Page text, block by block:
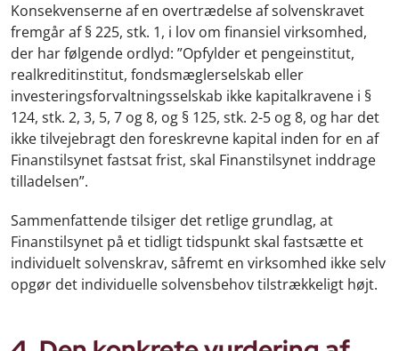
Konsekvenserne af en overtrædelse af solvenskravet
fremgår af § 225, stk. 1, i lov om finansiel virksomhed,
der har følgende ordlyd: ”Opfylder et pengeinstitut,
realkreditinstitut, fondsmæglerselskab eller
investeringsforvaltningsselskab ikke kapitalkravene i §
124, stk. 2, 3, 5, 7 og 8, og § 125, stk. 2-5 og 8, og har det
ikke tilvejebragt den foreskrevne kapital inden for en af
Finanstilsynet fastsat frist, skal Finanstilsynet inddrage
tilladelsen”.
Sammenfattende tilsiger det retlige grundlag, at
Finanstilsynet på et tidligt tidspunkt skal fastsætte et
individuelt solvenskrav, såfremt en virksomhed ikke selv
opgør det individuelle solvensbehov tilstrækkeligt højt.